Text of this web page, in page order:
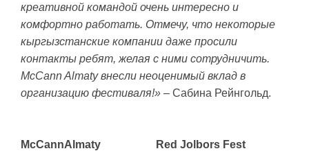
креативной командой очень интересно и
комфортно работать. Отмечу, что некоторые
кыргызстанские компании даже просили
контакты ребят, желая с ними сотрудничить.
McCann Almaty внесли неоценимый вклад в
организацию фестиваля!» – Сабина Рейнгольд.
McCannAlmaty
Red Jolbors Fest